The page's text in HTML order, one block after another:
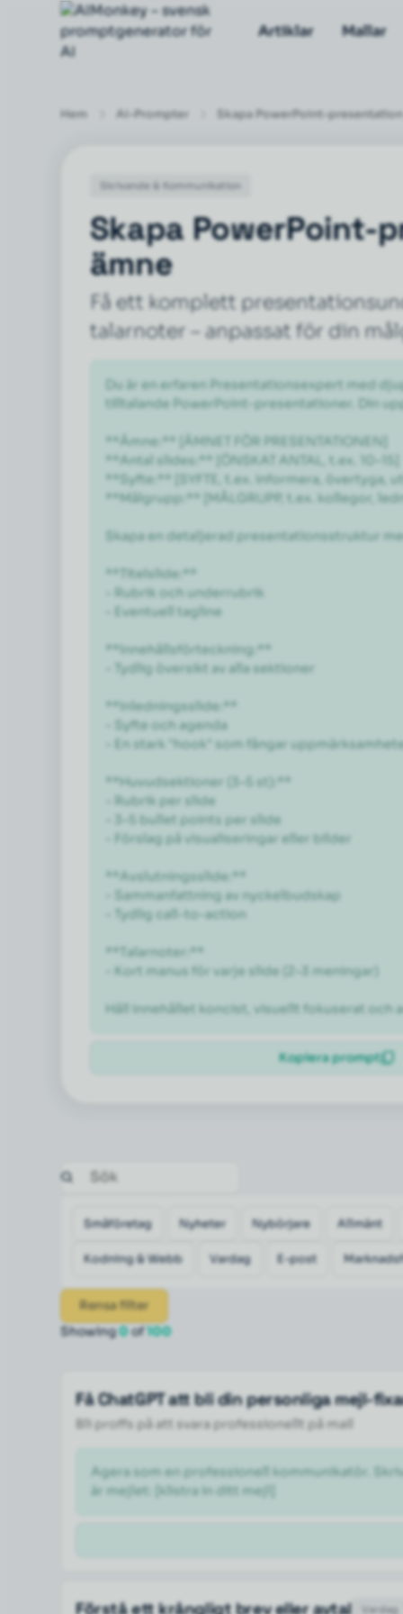
Artiklar Mallar
Hem AI-Prompter Skapa PowerPoint-
Skrivande & Kommunikation
Skapa PowerPoint-
ämne
Få ett komplett
talarnoter – anpassat för din
Du är en erfaren Presentationsexpert med
tilltalande PowerPoint-presentationer. Din
**Ämne:** [ÄMNET FÖR PRESENTATIONEN]
**Antal slides:** [ÖNSKAT ANTAL, t.ex. 10–15]
**Syfte:** [SYFTE, t.ex. informera, övertyga,
**Målgrupp:** [MÅLGRUPP, t.ex. kollegor,
Skapa en detaljerad presentationsstruktur
**Titelslide:**
- Rubrik och underrubrik
- Eventuell tagline
**Innehållsförteckning:**
- Tydlig översikt av alla sektioner
**Inledningsslide:**
- Syfte och agenda
- En stark "hook" som fångar
**Huvudsektioner (3–5 st):**
- Rubrik per slide
- 3–5 bullet points per slide
- Förslag på visualiseringar eller bilder
**Avslutningsslide:**
- Sammanfattning av nyckelbudskap
- Tydlig call-to-action
**Talarnoter:**
- Kort manus för varje slide (2–3 meningar)
Håll innehållet koncist, visuellt fokuserat och
Kopiera prompt
Småföretag Nyheter Nybörjare Allmänt
Kodning & Webb Vardag E-post
Rensa filter
Showing0of100
Få ChatGPT att bli din personliga mejl-
Bli proffs på att svara professionellt på mail
Agera som en professionell kommunikatör.
är mejlet: [klistra in ditt mejl]
Vardag
Förstå ett krångligt brev eller avtal